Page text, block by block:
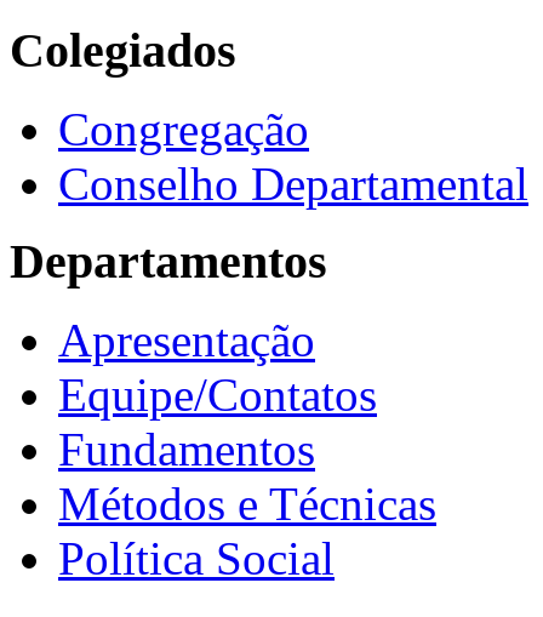
Colegiados
Congregação
Conselho Departamental
Departamentos
Apresentação
Equipe/Contatos
Fundamentos
Métodos e Técnicas
Política Social